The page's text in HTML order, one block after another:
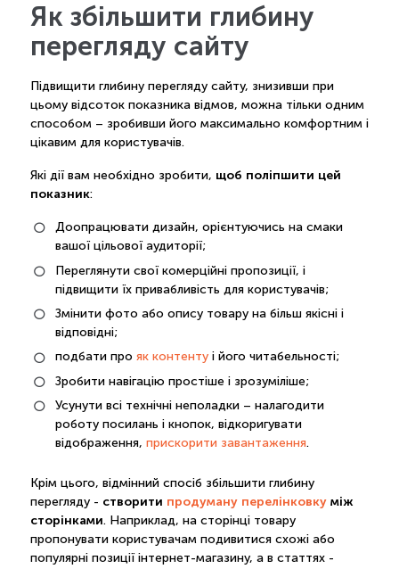
Як збільшити глибину
перегляду сайту
Підвищити глибину перегляду сайту, знизивши при
цьому відсоток показника відмов, можна тільки одним
способом – зробивши його максимально комфортним і
цікавим для користувачів.
Які дії вам необхідно зробити, щоб поліпшити цей
показник:
Доопрацювати дизайн, орієнтуючись на смаки
вашої цільової аудиторії;
Переглянути свої комерційні пропозиції, і
підвищити їх привабливість для користувачів;
Змінити фото або опису товару на більш якісні і
відповідні;
подбати про як контентуі його читабельності;
Зробити навігацію простіше і зрозуміліше;
Усунути всі технічні неполадки – налагодити
роботу посилань і кнопок, відкоригувати
відображення, прискорити завантаження.
Крім цього, відмінний спосіб збільшити глибину
перегляду - створити продуману перелінковкуміж
сторінками. Наприклад, на сторінці товару
пропонувати користувачам подивитися схожі або
популярні позиції інтернет-магазину, а в статтях -